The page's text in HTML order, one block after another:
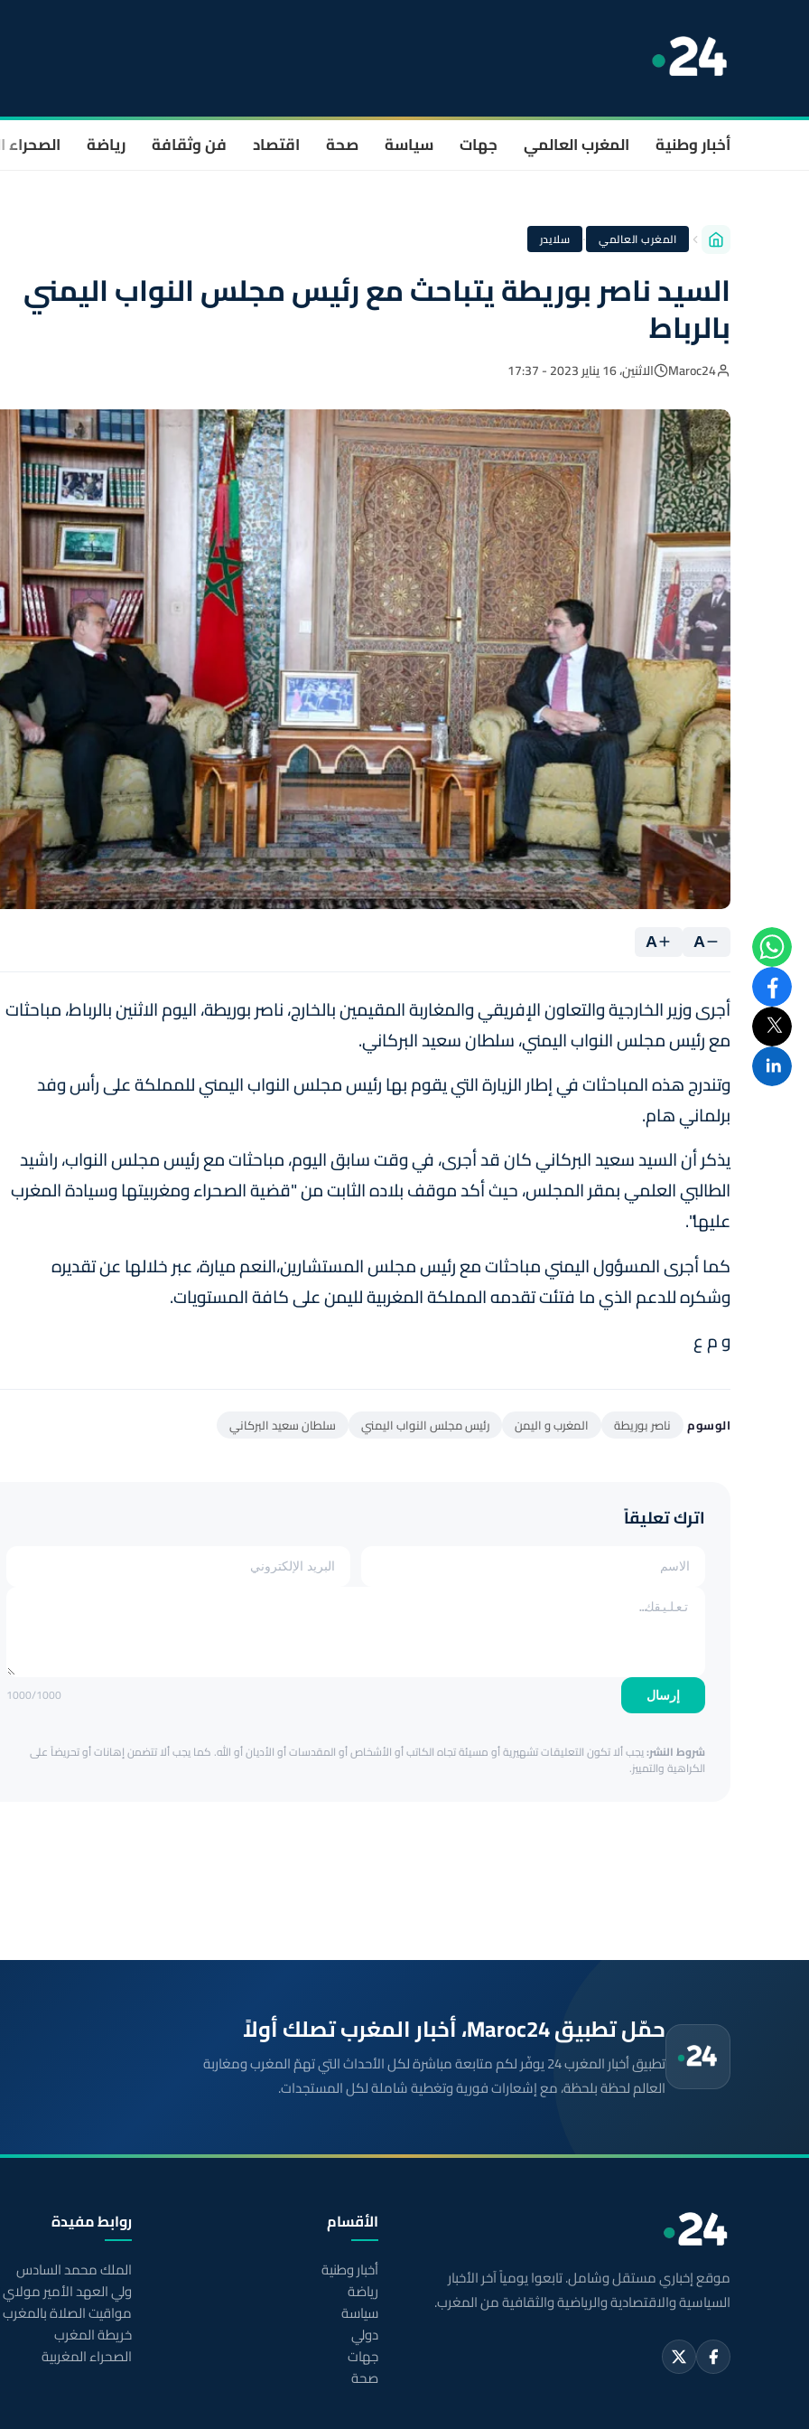
أخبار وطنية المغرب العالمي جهات سياسة صحة اقتصاد فن وثقافة رياضة الصحراء
المغرب العالمي · سلايدر
السيد ناصر بوريطة يتباحث مع رئيس مجلس النواب اليمني
بالرباط
Maroc24 الاثنين، 16 يناير 2023 - 17:37
A
A
أجرى وزير الخارجية والتعاون الإفريقي والمغاربة المقيمين بالخارج، ناصر بوريطة، اليوم الاثنين بالرباط، مباحثات
مع رئيس مجلس النواب اليمني، سلطان سعيد البركاني.
وتندرج هذه المباحثات في إطار الزيارة التي يقوم بها رئيس مجلس النواب اليمني للمملكة على رأس وفد
برلماني هام.
يذكر أن السيد سعيد البركاني كان قد أجرى، في وقت سابق اليوم، مباحثات مع رئيس مجلس النواب، راشيد
الطالبي العلمي بمقر المجلس، حيث أكد موقف بلاده الثابت من "قضية الصحراء ومغربيتها وسيادة المغرب
عليها".
كما أجرى المسؤول اليمني مباحثات مع رئيس مجلس المستشارين،النعم ميارة، عبر خلالها عن تقديره
وشكره للدعم الذي ما فتئت تقدمه المملكة المغربية لليمن على كافة المستويات.
و م ع
الوسوم ناصر بوريطة المغرب و اليمن رئيس مجلس النواب اليمني سلطان سعيد البركاني
اترك تعليقاً
إرسال 1000/1000
شروط النشر:يجب ألا تكون التعليقات تشهيرية أو مسيئة تجاه الكاتب أو الأشخاص أو المقدسات أو الأديان أو الله. كما يجب ألا تتضمن إهانات أو تحريضاً على
الكراهية والتمييز.
حمّل تطبيق Maroc24، أخبار المغرب تصلك أولاً
تطبيق أخبار المغرب 24 يوفّر لكم متابعة مباشرة لكل الأحداث التي تهمّ المغرب ومغاربة
العالم لحظة بلحظة، مع إشعارات فورية وتغطية شاملة لكل المستجدات.
موقع إخباري مستقل وشامل. تابعوا يومياً آخر الأخبار
السياسية والاقتصادية والرياضية والثقافية من المغرب.
الأقسام
أخبار وطنية
رياضة
سياسة
دولي
جهات
صحة
روابط مفيدة
الملك محمد السادس
ولي العهد الأمير
مواقيت الصلاة بالمغرب
خريطة المغرب
الصحراء المغربية